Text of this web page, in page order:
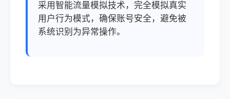
采用智能流量模拟技术，完全模拟真实
用户行为模式，确保账号安全，避免被
系统识别为异常操作。